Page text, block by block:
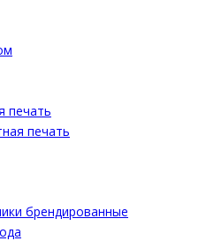
печать
печать
брендированные